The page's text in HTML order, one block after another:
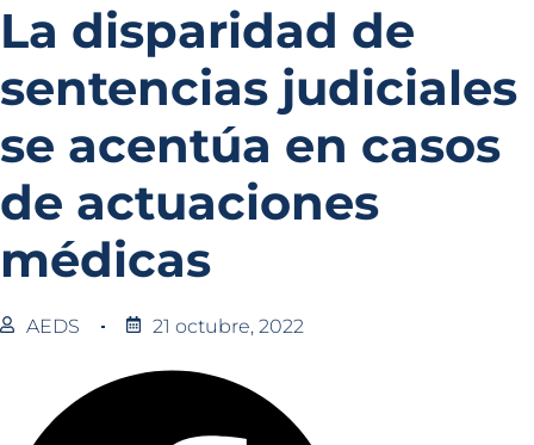
La disparidad de
sentencias judiciales
se acentúa en casos
de actuaciones
médicas
AEDS 21 octubre, 2022